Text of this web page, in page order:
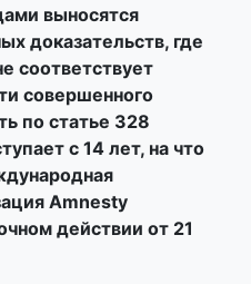
выносятся
доказательств, где
соответствует
совершенного
по статье 328
с 14 лет, на что
Amnesty
действии от 21